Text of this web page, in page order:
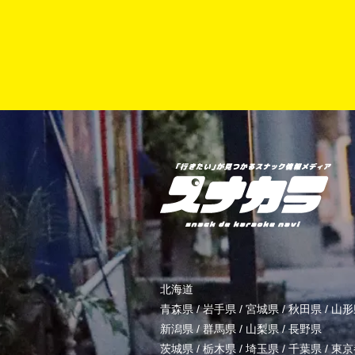
北海道
青森県/岩手県 / 宮城県 /秋田県 /山
新潟県 / 群馬県 / 山梨県/長野県
茨城県 / 栃木県 / 埼玉県/ 千葉県 /東